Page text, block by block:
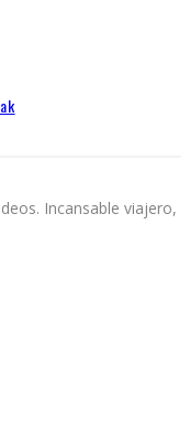
Incansable viajero,